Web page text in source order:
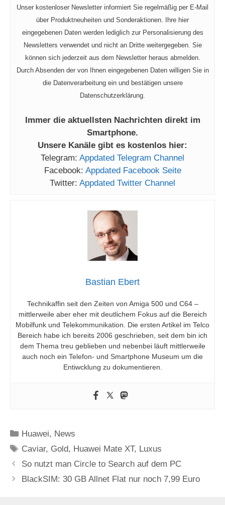
Unser kostenloser Newsletter informiert Sie regelmäßig per E-Mail
über Produktneuheiten und Sonderaktionen. Ihre hier
eingegebenen Daten werden lediglich zur Personalisierung des
Newsletters verwendet und nicht an Dritte weitergegeben. Sie
können sich jederzeit aus dem Newsletter heraus abmelden.
Durch Absenden der von Ihnen eingegebenen Daten willigen Sie in
die Datenverarbeitung ein und bestätigen unsere
Datenschutzerklärung.
Immer die aktuellsten Nachrichten direkt im
Smartphone.
Unsere Kanäle gibt es kostenlos hier:
Telegram: Appdated Telegram Channel
Facebook: Appdated Facebook Seite
Twitter: Appdated Twitter Channel
Bastian Ebert
Technikaffin seit den Zeiten von Amiga 500 und C64 –
mittlerweile aber eher mit deutlichem Fokus auf die Bereich
Mobilfunk und Telekommunikation. Die ersten Artikel im Telco
Bereich habe ich bereits 2006 geschrieben, seit dem bin ich
dem Thema treu geblieben und nebenbei läuft mittlerweile
auch noch ein Telefon- und Smartphone Museum um die
Entiwcklung zu dokumentieren.
Kategorien
Huawei, News
Schlagwörter
Caviar, Gold, Huawei Mate XT, Luxus
So nutzt man Circle to Search auf dem PC
BlackSIM: 30 GB Allnet Flat nur noch 7,99 Euro